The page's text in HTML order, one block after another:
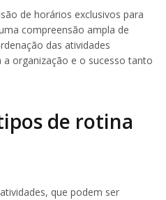
de horários exclusivos para
compreensão ampla de
das atividades
organização e o sucesso tanto
de rotina
que podem ser